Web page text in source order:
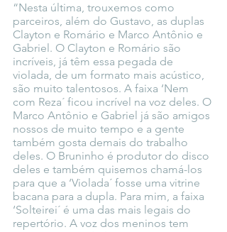
“Nesta última, trouxemos como
parceiros, além do Gustavo, as duplas
Clayton e Romário e Marco Antônio e
Gabriel. O Clayton e Romário são
incríveis, já têm essa pegada de
violada, de um formato mais acústico,
são muito talentosos. A faixa ‘Nem
com Reza´ ficou incrível na voz deles. O
Marco Antônio e Gabriel já são amigos
nossos de muito tempo e a gente
também gosta demais do trabalho
deles. O Bruninho é produtor do disco
deles e também quisemos chamá-los
para que a ‘Violada´ fosse uma vitrine
bacana para a dupla. Para mim, a faixa
‘Solteirei´ é uma das mais legais do
repertório. A voz dos meninos tem